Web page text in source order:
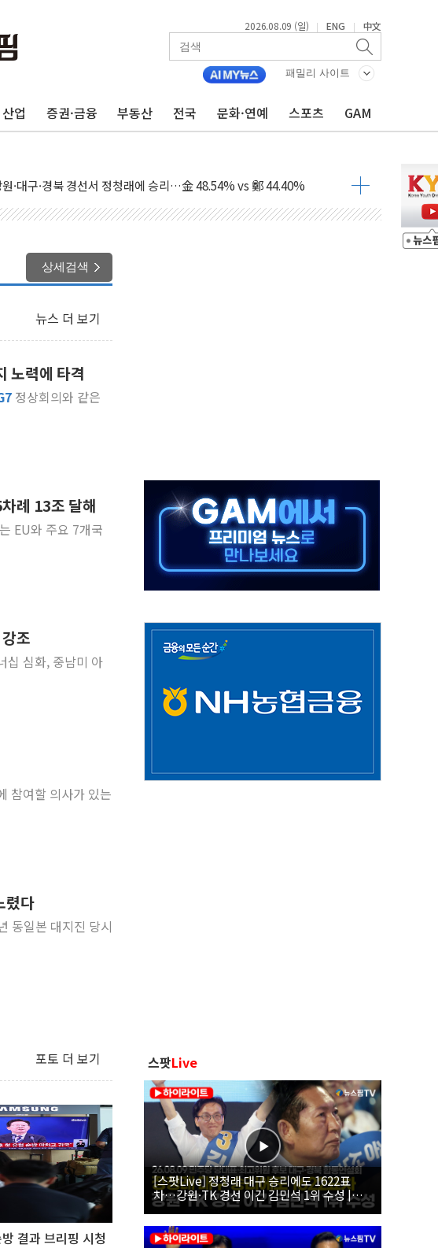
2026.08.09 (일) | ENG | 中文
패밀리 사이트
산업 증권·금융 부동산 전국 문화·연예 스포츠 GAM
도당위원장에 오중기 당선...합산득표율 68.63%
툼 중 어머니 살해 10대 구속…범행 후 반려견도 죽여
, 강원·대구·경북 경선 결과...김민석 48.54% 정청래 44.40%
, 경북 경선 결과 발표...김민석 47.37% 정청래 45.71% 송영길 6.92%
, 강원 경선 결과 발표...김민석 50.30% 정청래 41.94% 송영길 7.76%
SKT 장기고객 400명 맞이…"마음 잇는 시간 되길"
명동 소상공인에 '행복상자' 전달
역 전면 손질… 예술·체육요원 최대 33% 감축
대형마트 판매, 역대 최대폭 감소한 9.4%↓…유통업계 양극화 심화
, '국제과학연극제 2026'서 어린이 과학연극 2편 수상
드 '텍사스로드하우스' 잠실점, 직장인 핫플레이스로 부상
편안 8월 말 당정 조율 완료…초고가·비거주 1주택 등 여론 수렴"
도로서 차량 4대 연쇄 추돌…7세 남아 등 4명 부상
상세검색
뉴스 더 보기
노력에 타격
7 정상회의와 같은
례 13조 달해
조
십 심화, 중남미 아
참여할 의사가 있는
렸다
동일본 대지진 당시
포토 더 보기
결과 브리핑 시청
스팟Live
[스팟Live] 정청래 대구 승리에도 1622표
차…강원·TK 경선 이긴 김민석 1위 수성 |
26.08.09 더불어민주당 당대표·최고위원 후
보 대구·경북 합동연설회